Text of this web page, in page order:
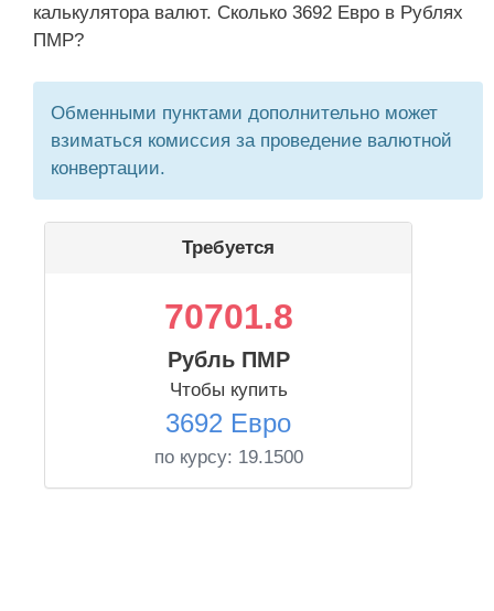
калькулятора валют. Сколько 3692 Евро в Рублях
ПМР?
Обменными пунктами дополнительно может
взиматься комиссия за проведение валютной
конвертации.
Требуется
70701.8
Рубль ПМР
Чтобы купить
3692 Евро
по курсу: 19.1500